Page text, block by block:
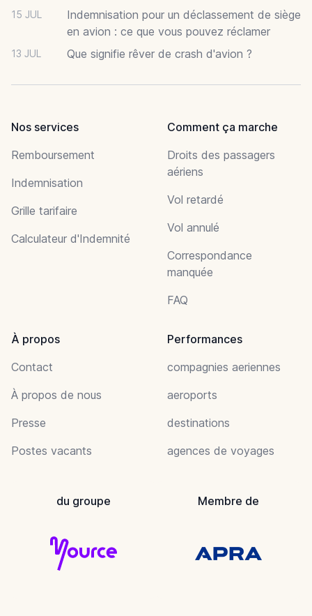
15 JUL
Indemnisation pour un déclassement de siège
en avion : ce que vous pouvez réclamer
13 JUL Que signifie rêver de crash d'avion ?
Nos services
Remboursement
Indemnisation
Grille tarifaire
Calculateur d'Indemnité
Comment ça marche
Droits des passagers
aériens
Vol retardé
Vol annulé
Correspondance
manquée
FAQ
À propos
Contact
À propos de nous
Presse
Postes vacants
Performances
compagnies aeriennes
aeroports
destinations
agences de voyages
du groupe Membre de